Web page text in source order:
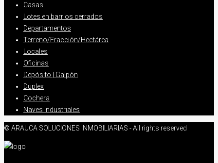
Casas
Lotes en barrios cerrados
Departamentos
Terreno/Fracción/Hectárea
Locales
Oficinas
Depósito | Galpón
Duplex
Cochera
Naves Industriales
© ARAUCA SOLUCIONES INMOBILIARIAS - All rights reserved